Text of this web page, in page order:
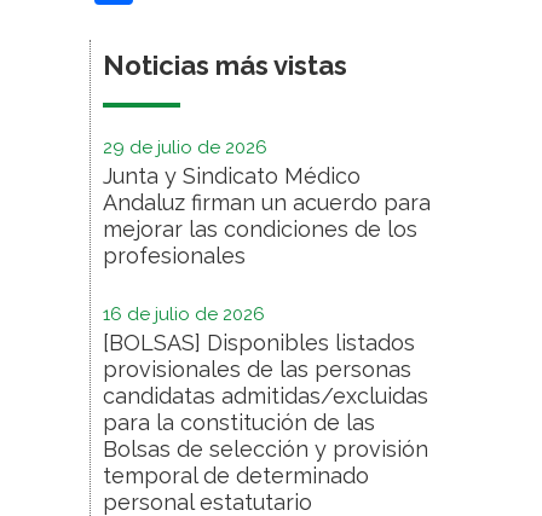
Noticias más vistas
29 de julio de 2026
Junta y Sindicato Médico
Andaluz firman un acuerdo para
mejorar las condiciones de los
profesionales
16 de julio de 2026
[BOLSAS] Disponibles listados
provisionales de las personas
candidatas admitidas/excluidas
para la constitución de las
Bolsas de selección y provisión
temporal de determinado
personal estatutario